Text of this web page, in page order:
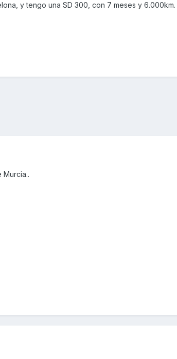
y tengo una SD 300, con 7 meses y 6.000km.